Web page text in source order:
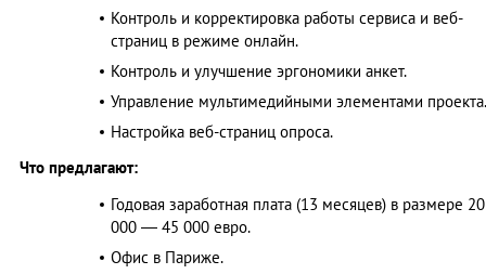
Контроль и корректировка работы сервиса и веб-
страниц в режиме онлайн.
Контроль и улучшение эргономики анкет.
Управление мультимедийными элементами проекта.
Настройка веб-страниц опроса.
Что предлагают:
Годовая заработная плата (13 месяцев) в размере 20
000 — 45 000 евро.
Офис в Париже.